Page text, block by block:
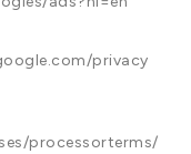
privacy
processorterms/